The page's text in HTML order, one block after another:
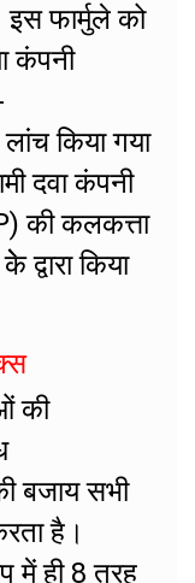
फार्मुले को
कंपनी
किया गया
दवा कंपनी
की कलकत्ता
द्वारा किया
की
बजाय सभी
है।
में ही 8 तरह